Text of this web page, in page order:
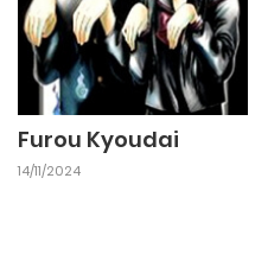
Furou Kyoudai
14/11/2024